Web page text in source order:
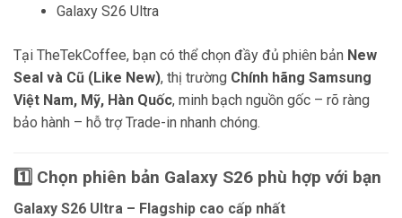
Galaxy S26 Ultra
Tại TheTekCoffee, bạn có thể chọn đầy đủ phiên bản New
Seal và Cũ (Like New), thị trường Chính hãng Samsung
Việt Nam, Mỹ, Hàn Quốc, minh bạch nguồn gốc – rõ ràng
bảo hành – hỗ trợ Trade-in nhanh chóng.
1️⃣ Chọn phiên bản Galaxy S26 phù hợp với bạn
Galaxy S26 Ultra – Flagship cao cấp nhất